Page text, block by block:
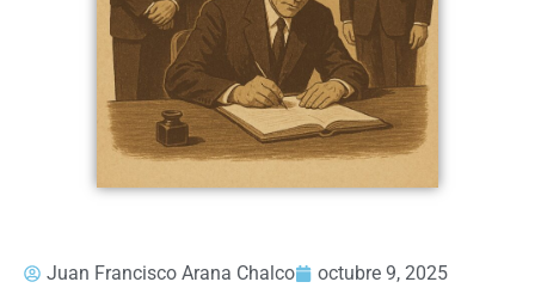
Juan Francisco Arana Chalco
octubre 9, 2025